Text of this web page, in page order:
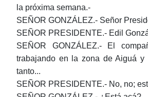
la próxima semana.-
SEÑOR GONZÁLEZ.- Señor
SEÑOR PRESIDENTE.- Edil
SEÑOR GONZÁLEZ.- El
trabajando en la zona de Aiguá y
tanto...
SEÑOR PRESIDENTE.- No, no;